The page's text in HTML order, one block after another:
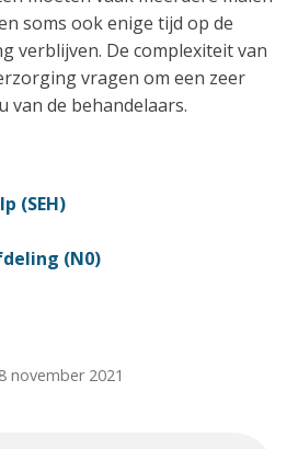
soms ook enige tijd op de
verblijven. De complexiteit van
vragen om een zeer
van de behandelaars.
(SEH)
(N0)
november 2021